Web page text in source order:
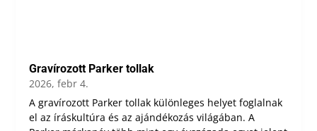
Gravírozott Parker tollak
2026, febr 4.
A gravírozott Parker tollak különleges helyet foglalnak
el az íráskultúra és az ajándékozás világában. A